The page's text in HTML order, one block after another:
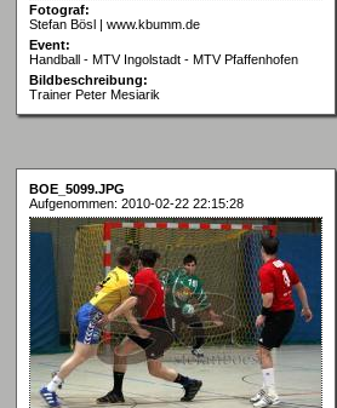
Fotograf:
Stefan Bösl | www.kbumm.de
Event:
Handball - MTV Ingolstadt - MTV Pfaffenhofen
Bildbeschreibung:
Trainer Peter Mesiarik
BOE_5099.JPG
Aufgenommen: 2010-02-22 22:15:28